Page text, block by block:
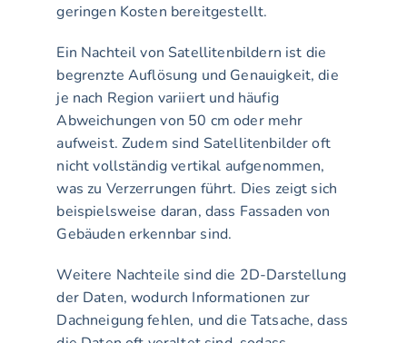
geringen Kosten bereitgestellt.
Ein Nachteil von Satellitenbildern ist die
begrenzte Auflösung und Genauigkeit, die
je nach Region variiert und häufig
Abweichungen von 50 cm oder mehr
aufweist. Zudem sind Satellitenbilder oft
nicht vollständig vertikal aufgenommen,
was zu Verzerrungen führt. Dies zeigt sich
beispielsweise daran, dass Fassaden von
Gebäuden erkennbar sind.
Weitere Nachteile sind die 2D-Darstellung
der Daten, wodurch Informationen zur
Dachneigung fehlen, und die Tatsache, dass